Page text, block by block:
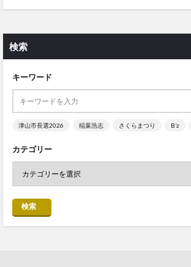
検索
キーワード
津山市長選2026 稲葉浩志 さくらまつり B’z
カテゴリー
検索